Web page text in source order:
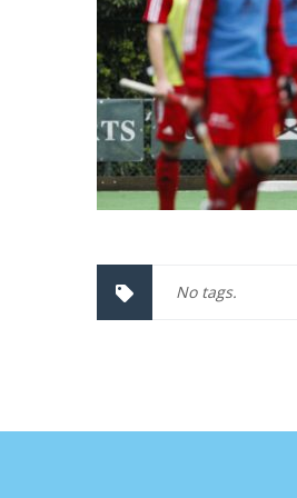
No tags.